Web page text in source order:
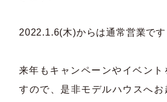
2022.1.6(木)からは通常営業です
来年もキャンペーンやイベント
すので、是非モデルハウスへ